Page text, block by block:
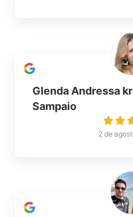
Glenda Andressa
Sampaio
2 de